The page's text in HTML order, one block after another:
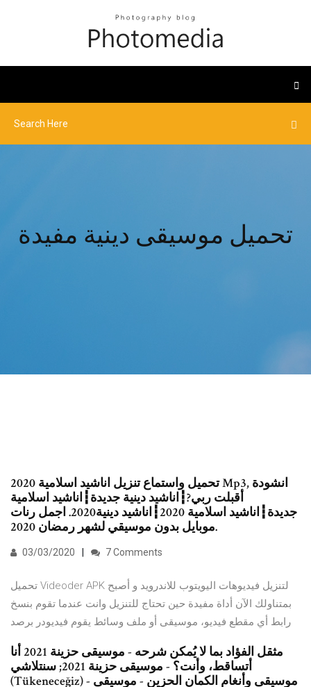
تحميل موسيقى دينية مفيدة
تحميل واستماع تنزيل اناشيد اسلامية 2020 Mp3, انشودة
أقبلت ربي?┇اناشيد دينية جديدة┇اناشيد اسلامية
جديدة┇اناشيد اسلامية 2020┇اناشيد دينية2020. اجمل رنات
موبايل بدون موسيقي لشهر رمضان 2020.
03/03/2020 7 Comments
تحميل Videoder APK لتنزيل فيديوهات اليويتوب للاندرويد و أصبح
بمتناولك الآن أداة مفيدة حين تحتاج للتنزيل وانت عندما تقوم بنسخ
رابط أي مقطع فيديو، موسيقى أو ملف وسائط يقوم فيديودر برصد
مثقل الفؤاد بما لا يُمكن شرحه - موسيقى حزينة 2021 ‏أنا
أتساقط، وأنت؟ - موسيقى حزينة 2021; سنتلاشي
(Tükeneceğiz) - موسيقى وأنغام الكمان الحزين - موسيقى